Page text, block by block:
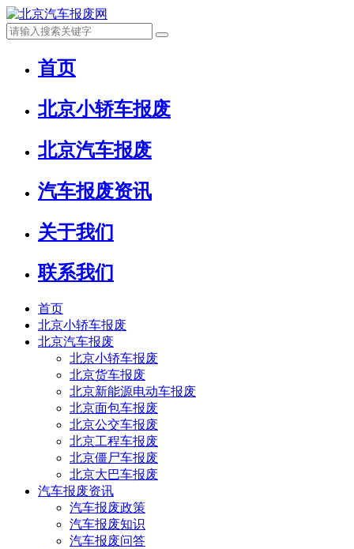
首页
北京小轿车报废
北京汽车报废
汽车报废资讯
关于我们
联系我们
首页
北京小轿车报废
北京汽车报废
北京小轿车报废
北京货车报废
北京新能源电动车报废
北京面包车报废
北京公交车报废
北京工程车报废
北京僵尸车报废
北京大巴车报废
汽车报废资讯
汽车报废政策
汽车报废知识
汽车报废问答